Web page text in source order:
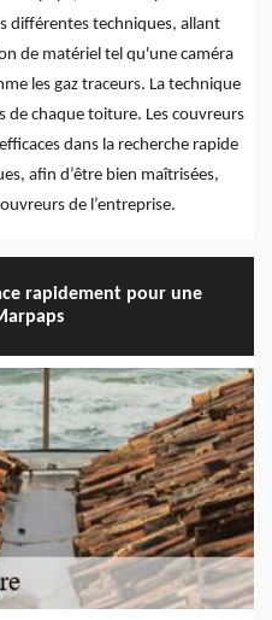
différentes techniques, allant
de matériel tel qu'une caméra
les gaz traceurs. La technique
de chaque toiture. Les couvreurs
dans la recherche rapide
afin d’être bien maîtrisées,
de l’entreprise.
rapidement pour une